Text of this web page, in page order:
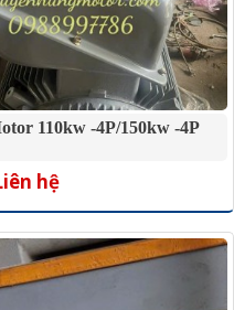
110kw -4P/150kw -4P
hệ